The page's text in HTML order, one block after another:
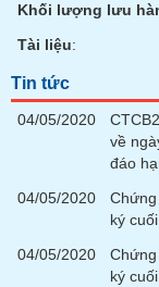
Khối lượng lưu
Tài liệu:
Tin tức
04/05/2020
về
đáo
04/05/2020
ký
04/05/2020
ký
Truyền
thông
tài
Dữ